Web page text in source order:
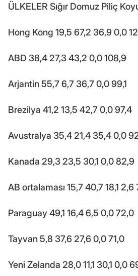
ÜLKELER Sığır Domuz Piliç
Hong Kong 19,5 67,2 36,9 0,0
ABD 38,4 27,3 43,2 0,0 108,9
Arjantin 55,7 6,7 36,7 0,0 99,1
Brezilya 41,2 13,5 42,7 0,0 97,4
Avustralya 35,4 21,4 35,4 0,0
Kanada 29,3 23,5 30,1 0,0 82,9
AB ortalaması 15,7 40,7 18,1 2,6
Paraguay 49,1 16,4 6,5 0,0 72,0
Tayvan 5,8 37,6 27,6 0,0 71,0
Yeni Zelanda 28,0 11,1 30,1 0,0